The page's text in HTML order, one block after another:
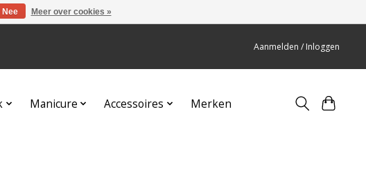
Aanmelden / Inloggen
Manicure Accessoires Merken
Nee Meer over cookies »